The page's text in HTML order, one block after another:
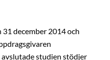
december 2014 och
studien stödjer